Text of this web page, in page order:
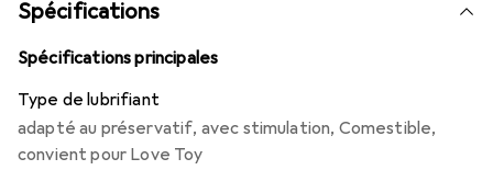
Spécifications
Spécifications principales
Type de lubrifiant
adapté au préservatif, avec stimulation, Comestible,
convient pour Love Toy